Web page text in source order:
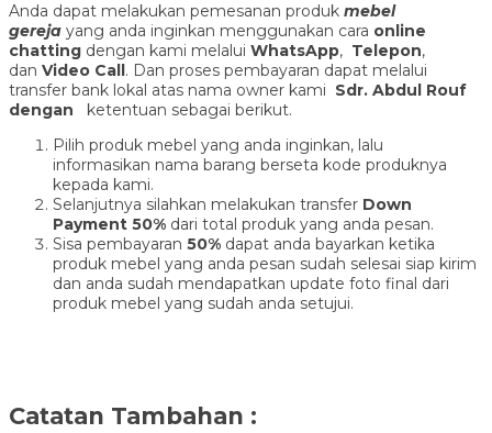
Anda dapat melakukan pemesanan produk mebel
gereja yang anda inginkan menggunakan cara online
chatting dengan kami melalui WhatsApp, Telepon,
dan Video Call. Dan proses pembayaran dapat melalui
transfer bank lokal atas nama owner kami Sdr. Abdul Rouf
dengan ketentuan sebagai berikut.
Pilih produk mebel yang anda inginkan, lalu
informasikan nama barang berseta kode produknya
kepada kami.
Selanjutnya silahkan melakukan transfer Down
Payment 50% dari total produk yang anda pesan.
Sisa pembayaran 50% dapat anda bayarkan ketika
produk mebel yang anda pesan sudah selesai siap kirim
dan anda sudah mendapatkan update foto final dari
produk mebel yang sudah anda setujui.
Catatan Tambahan :